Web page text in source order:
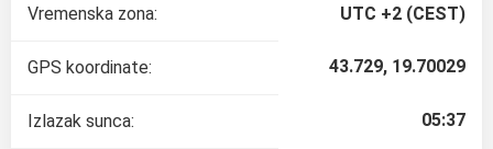
Vremenska zona: UTC +2 (CEST)
GPS koordinate: 43.729, 19.70029
Izlazak sunca: 05:37